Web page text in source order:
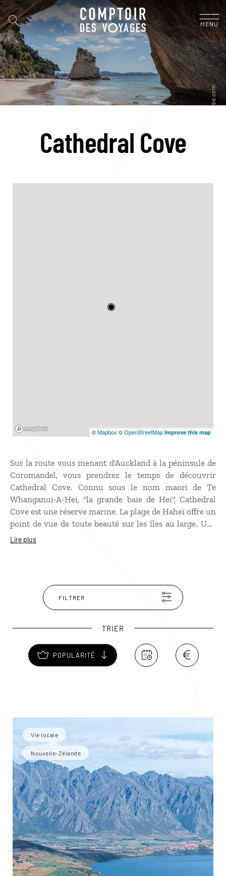
MENU
Cathedral Cove
©Mapbox ©OpenStreetMap Improve this map
Sur la route vous menant d'Auckland à la péninsule de
Coromandel, vous prendrez le temps de découvrir
Cathedral Cove. Connu sous le nom maori de Te
Whanganui-A-Hei, "la grande baie de Hei", Cathedral
Cove est une réserve marine. La plage de Hahei offre un
point de vue de toute beauté sur les îles au large. Une
randonnée d'1h30 vous permettra de prendre de la
régaleront ! Prévoir eau et pique-nique.
Lire plus
FILTRER
TRIER
POPULARITÉ
Vie locale
Nouvelle-Zélande